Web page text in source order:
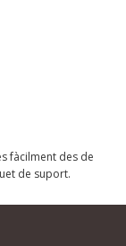
fàcilment des de
de suport.